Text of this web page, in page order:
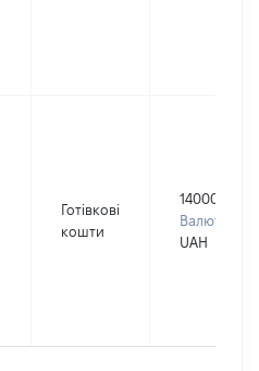
Готівкові
кошти
140000
Валюта:
UAH